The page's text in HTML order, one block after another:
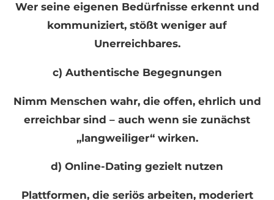
Wer seine eigenen Bedürfnisse erkennt und
kommuniziert, stößt weniger auf
Unerreichbares.
c) Authentische Begegnungen
Nimm Menschen wahr, die offen, ehrlich und
erreichbar sind – auch wenn sie zunächst
„langweiliger“ wirken.
d) Online-Dating gezielt nutzen
Plattformen, die seriös arbeiten, moderiert